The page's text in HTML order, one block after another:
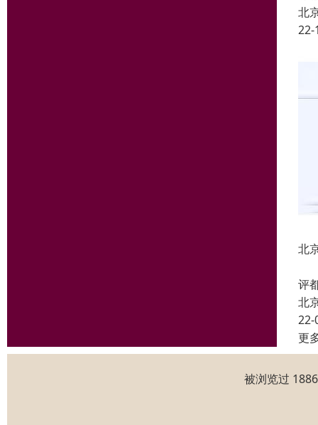
北
22-
北
评
北
22-
更
被浏览过